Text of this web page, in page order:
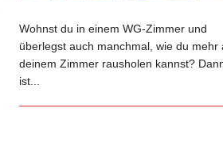
Wohnst du in einem WG-Zimmer und
überlegst auch manchmal, wie du mehr
deinem Zimmer rausholen kannst?
ist...